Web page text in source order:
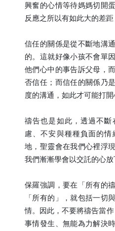
興奮的心情等待媽媽切開
反應之所以有如此大的差距
信任的關係是從不斷地溝
的。這就好像小孩不會單
他們心中的事告訴父母，
否信任；而信任的關係乃
度的溝通，如此才可能打開
禱告也是如此，透過不
慮、不安與種種負面的
地，聖靈會在我們心裡浮
我們漸漸學會以交託的心放
保羅強調，要在「所有的
「所有的」，就包括一切
情。因此，不要將禱告當
事情發生、無能為力解決